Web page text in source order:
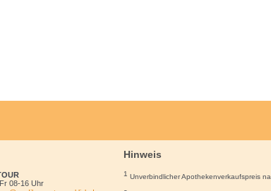
08-16 Uhr
Hinweis
1 Unverbindlicher Apothekenverkaufspreis